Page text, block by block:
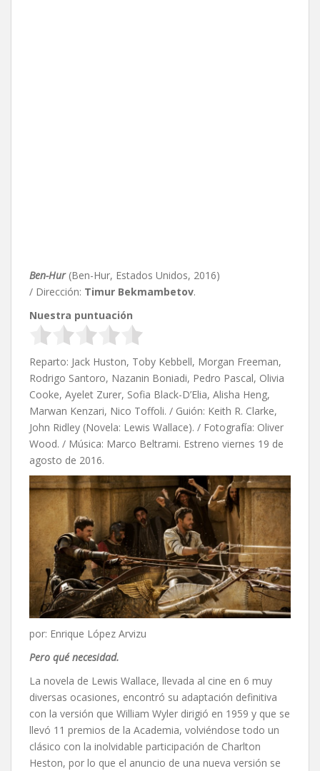
Ben-Hur (Ben-Hur, Estados Unidos, 2016)
/ Dirección: Timur Bekmambetov.
Nuestra puntuación
Reparto: Jack Huston, Toby Kebbell, Morgan Freeman,
Rodrigo Santoro, Nazanin Boniadi, Pedro Pascal, Olivia
Cooke, Ayelet Zurer, Sofia Black-D’Elia, Alisha Heng,
Marwan Kenzari, Nico Toffoli. / Guión: Keith R. Clarke,
John Ridley (Novela: Lewis Wallace). / Fotografía: Oliver
Wood. / Música: Marco Beltrami. Estreno viernes 19 de
agosto de 2016.
por: Enrique López Arvizu
Pero qué necesidad.
La novela de Lewis Wallace, llevada al cine en 6 muy
diversas ocasiones, encontró su adaptación definitiva
con la versión que William Wyler dirigió en 1959 y que se
llevó 11 premios de la Academia, volviéndose todo un
clásico con la inolvidable participación de Charlton
Heston, por lo que el anuncio de una nueva versión se